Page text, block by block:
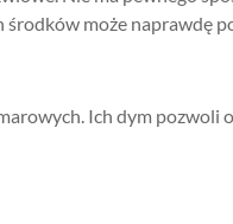
środków może naprawdę
Ich dym pozwoli